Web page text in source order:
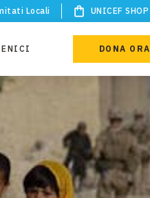
Locali UNICEF SHOP
DONA ORA